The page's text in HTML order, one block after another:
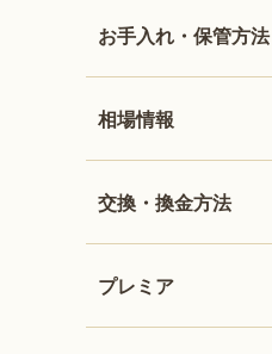
お手入れ・保管方法
相場情報
交換・換金方法
プレミア